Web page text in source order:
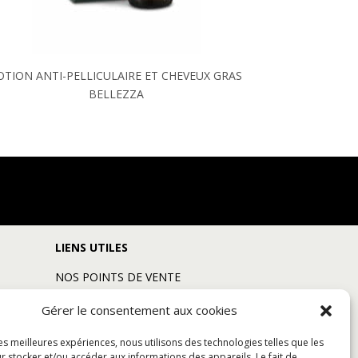
Gérer le consentement aux cookies
meilleures expériences, nous utilisons des technologies telles que les
ANTI-PELLICULAIRE ET CHEVEUX GRAS
BELLEZZA
LIENS UTILES
NOS POINTS DE VENTE
FOIRE AUX QUESTIONS
CONTACT